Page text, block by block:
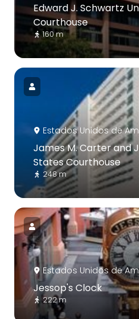
Edward J. Schwartz
Courthouse
160 m
Estados Unidos de
James M. Carter and
States Courthouse
248 m
Estados Unidos de
Jessop's Clock
222 m